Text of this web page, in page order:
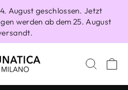
August geschlossen. Jetzt
werden ab dem 25. August